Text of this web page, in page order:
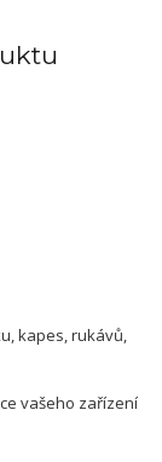
kapes, rukávů,
vašeho zařízení